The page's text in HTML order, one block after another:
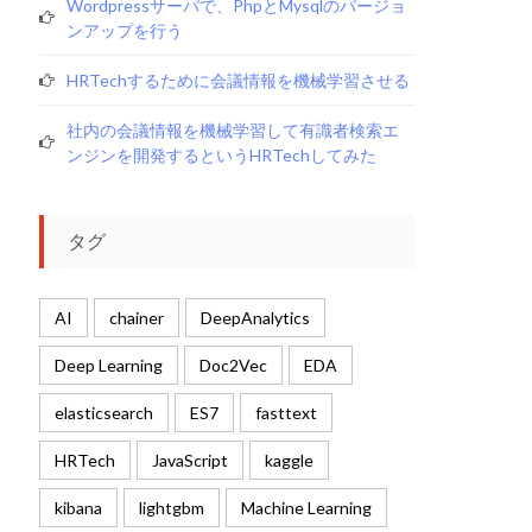
Wordpressサーバで、phpとmysqlのバージョ
ンアップを行う
HRTechするために会議情報を機械学習させる
社内の会議情報を機械学習して有識者検索エ
ンジンを開発するというHRTechしてみた
タグ
AI chainer DeepAnalytics
Deep Learning Doc2Vec EDA
elasticsearch ES7 fasttext
HRTech JavaScript kaggle
kibana lightgbm Machine Learning